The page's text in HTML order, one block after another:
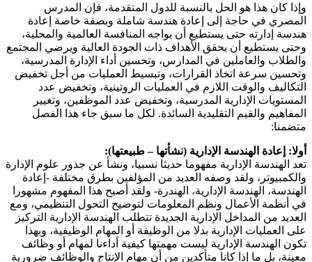
وإذا كان هذا هو الحل بالنسبة للدول المتقدمة، فإن المدرس
المصري في حاجة إلى إعادة هندسة شاملة وبصفة خاصة إعادة
هندسة إدارته حتى يستطيع أن يواجه المنافسة العالمية والمحلية،
وحتى يستطيع أن يحقق الأهداف ذات الجودة العالية ويرضي المجتمع
والطلاب والعاملين في المدارس، وتحسين أداء الإدارة المدرسية،
وتحسين سرعة اتخاذ القرارات، وتبسيط العمليات من أجل تخفيض
التكاليف والوقت اللازم في العمليات الروتينية، وتخفيض عدد
المستويات الإدارية المدرسية، وتخفيض عدد الموظفين، وتغيير
المفاهيم والقيم التقليدية السائدة. لكل ما سبق جاء هذا الفصل
متضمنا:
أولا: إعادة الهندسة الإدارية (نشأتها – طبيعتها):
تعد الهندسة الإدارية مفهوما حديثا نسبيا، ونشأ عن جذور علوم الإدارة
والكمبيوتر، ولقد وصفه العديد من المؤلفين بطرق مختلفة -إعادة
الهندسة، الهندسة الإدارية، الهندرة- ولقد أصبح هذا المفهوم مشهورا
في أنظمة الأعمال ونظم المعلومات لتوضيح التحول التنظيمي، ومع
العديد من المداخل الإدارية الجديدة تتطلب الهندسة الإدارية التركيز
على العمليات الإدارية بدلا من الوظيفة أو المهام الوظيفية، وبهذا
تكون الهندسة الإدارية ليست مهمتها كيفية أداءنا لمهام أو وظائف
معينة، بل ما إذا كانا متأكدين من أن مهام الإنتاج والوظائف ضرورية